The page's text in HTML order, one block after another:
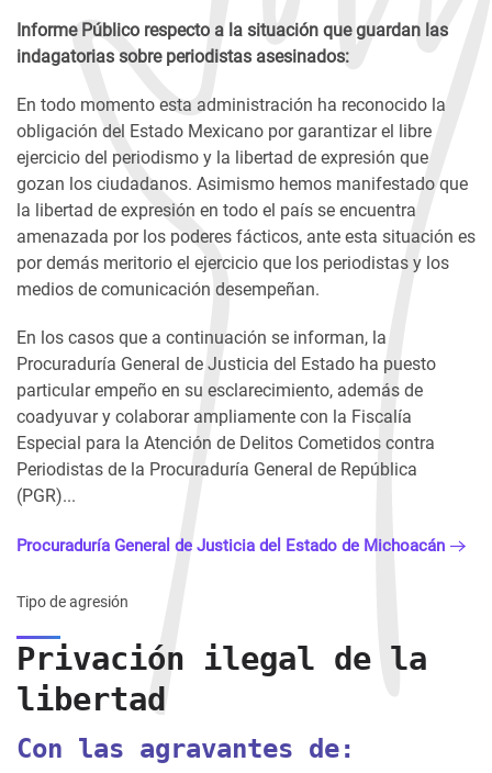
Informe Público respecto a la situación que guardan las
indagatorias sobre periodistas asesinados:
En todo momento esta administración ha reconocido la
obligación del Estado Mexicano por garantizar el libre
ejercicio del periodismo y la libertad de expresión que
gozan los ciudadanos. Asimismo hemos manifestado que
la libertad de expresión en todo el país se encuentra
amenazada por los poderes fácticos, ante esta situación es
por demás meritorio el ejercicio que los periodistas y los
medios de comunicación desempeñan.
En los casos que a continuación se informan, la
Procuraduría General de Justicia del Estado ha puesto
particular empeño en su esclarecimiento, además de
coadyuvar y colaborar ampliamente con la Fiscalía
Especial para la Atención de Delitos Cometidos contra
Periodistas de la Procuraduría General de República
(PGR)...
Procuraduría General de Justicia del Estado de Michoacán
Tipo de agresión
Privación ilegal de la
libertad
Con las agravantes de: